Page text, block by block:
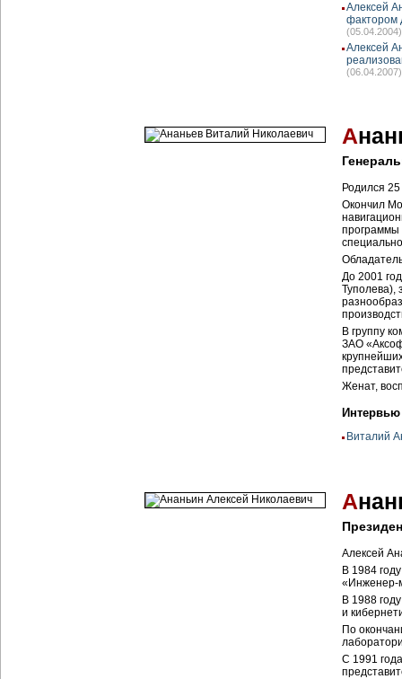
Алексей
фактором
(05.04.2004)
Алексей
(06.04.2007)
А
Родился
Окончил
программы
До 2001
Туполева),
В группу
ЗАО
Женат,
Интервью
Виталий
А
Алексей
В 1984
« Инженер-
В 1988
и
По
С 1991